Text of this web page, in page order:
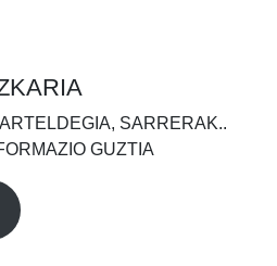
SARRERAK..
GUZTIA